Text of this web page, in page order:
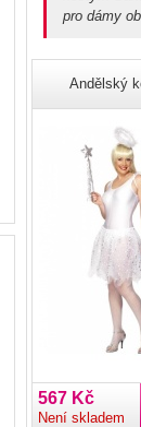
pro dámy
Andělský
567 Kč
Není skladem